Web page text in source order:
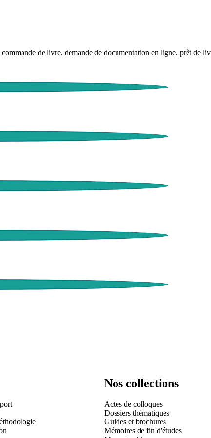
de livre, demande de documentation en ligne, prêt de
Nos collections
Actes de colloques
Dossiers thématiques
Guides et brochures
Mémoires de fin d'études